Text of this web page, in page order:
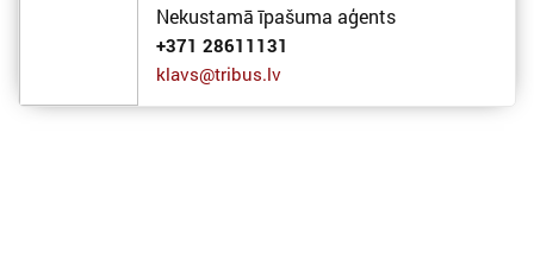
Nekustamā īpašuma aģents
+371 28611131
klavs@tribus.lv